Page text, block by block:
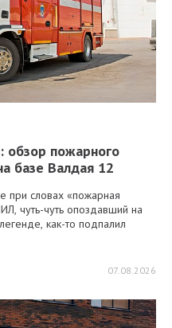
пожарного
базе Валдая 12
при словах «пожарная
чуть-чуть опоздавший на
как-то подпалил
07.08.2026